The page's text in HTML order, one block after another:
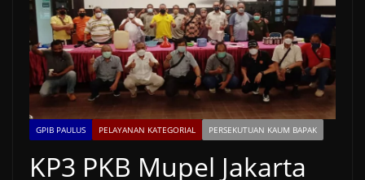
GPIB PAULUS PELAYANAN KATEGORIAL PERSEKUTUAN KAUM BAPAK
KP3 PKB Mupel Jakarta